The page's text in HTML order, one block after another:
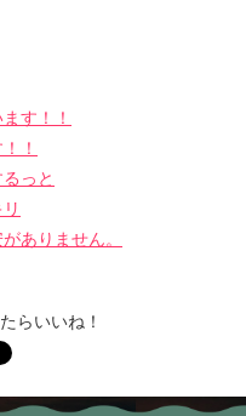
す！！
！
っと
ありません。